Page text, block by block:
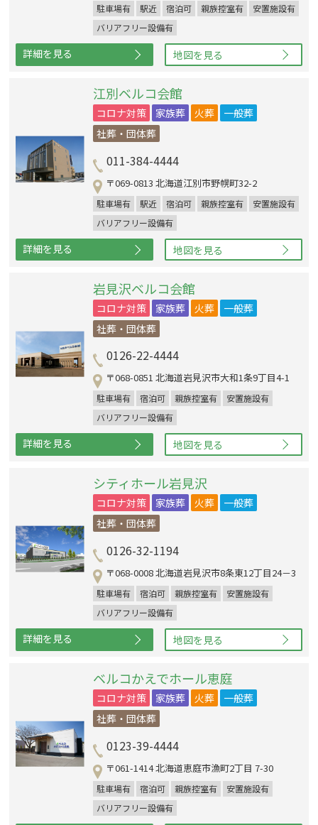
駐車場有 駅近 宿泊可 親族控室有
安置施設有
バリアフリー設備有
詳細を見る 地図を見る
江別ベルコ会館
コロナ対策 家族葬 火葬
一般葬
社葬・団体葬
011-384-4444
〒069-0813 北海道江別市野幌町32-2
駐車場有 駅近 宿泊可 親族控室有
安置施設有
バリアフリー設備有
詳細を見る 地図を見る
岩見沢ベルコ会館
コロナ対策 家族葬 火葬
一般葬
社葬・団体葬
0126-22-4444
〒068-0851 北海道岩見沢市大和1条9丁目4-1
駐車場有 宿泊可 親族控室有
安置施設有
バリアフリー設備有
詳細を見る 地図を見る
シティホール岩見沢
コロナ対策 家族葬 火葬
一般葬
社葬・団体葬
0126-32-1194
〒068-0008 北海道岩見沢市8条東12丁目24－3
駐車場有 宿泊可 親族控室有
安置施設有
バリアフリー設備有
詳細を見る 地図を見る
ベルコかえでホール恵庭
コロナ対策 家族葬 火葬
一般葬
社葬・団体葬
0123-39-4444
〒061-1414 北海道恵庭市漁町2丁目 7-30
駐車場有 宿泊可 親族控室有
安置施設有
バリアフリー設備有